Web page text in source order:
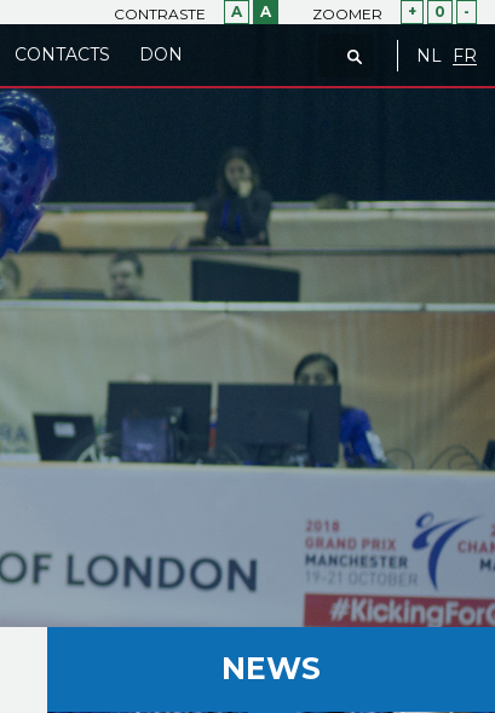
CONTRASTE A A ZOOMER + 0 -
NL FR
CONTACTS DON
NEWS